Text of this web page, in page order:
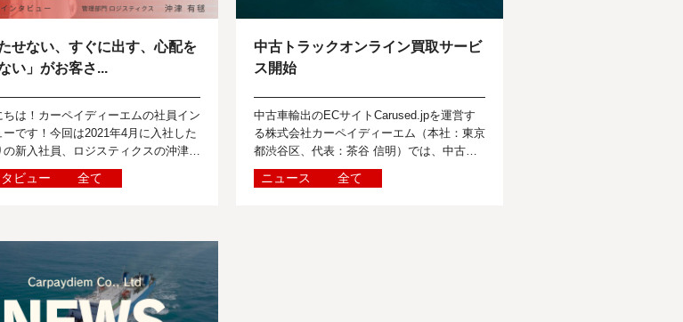
たせない、すぐに出す、心配を
い」がお客さ...
ちは！カーペイディーエムの社員イン
ーです！今回は2021年4月に入社した
新入社員、ロジスティクスの沖津有
ー音大を卒業してカーペイディー
入社って、とても異色な経歴です...
ビュー 全て
中古トラックオンライン買取サービ
ス開始
中古車輸出のECサイトCarused.jpを運営す
る株式会社カーペイディーエム（本社：東京
都渋谷区、代表：茶谷 信明）では、中古車
に関する世界のニュースを報道関係者の皆様
に向けて定期的に発信しています...
ニュース 全て